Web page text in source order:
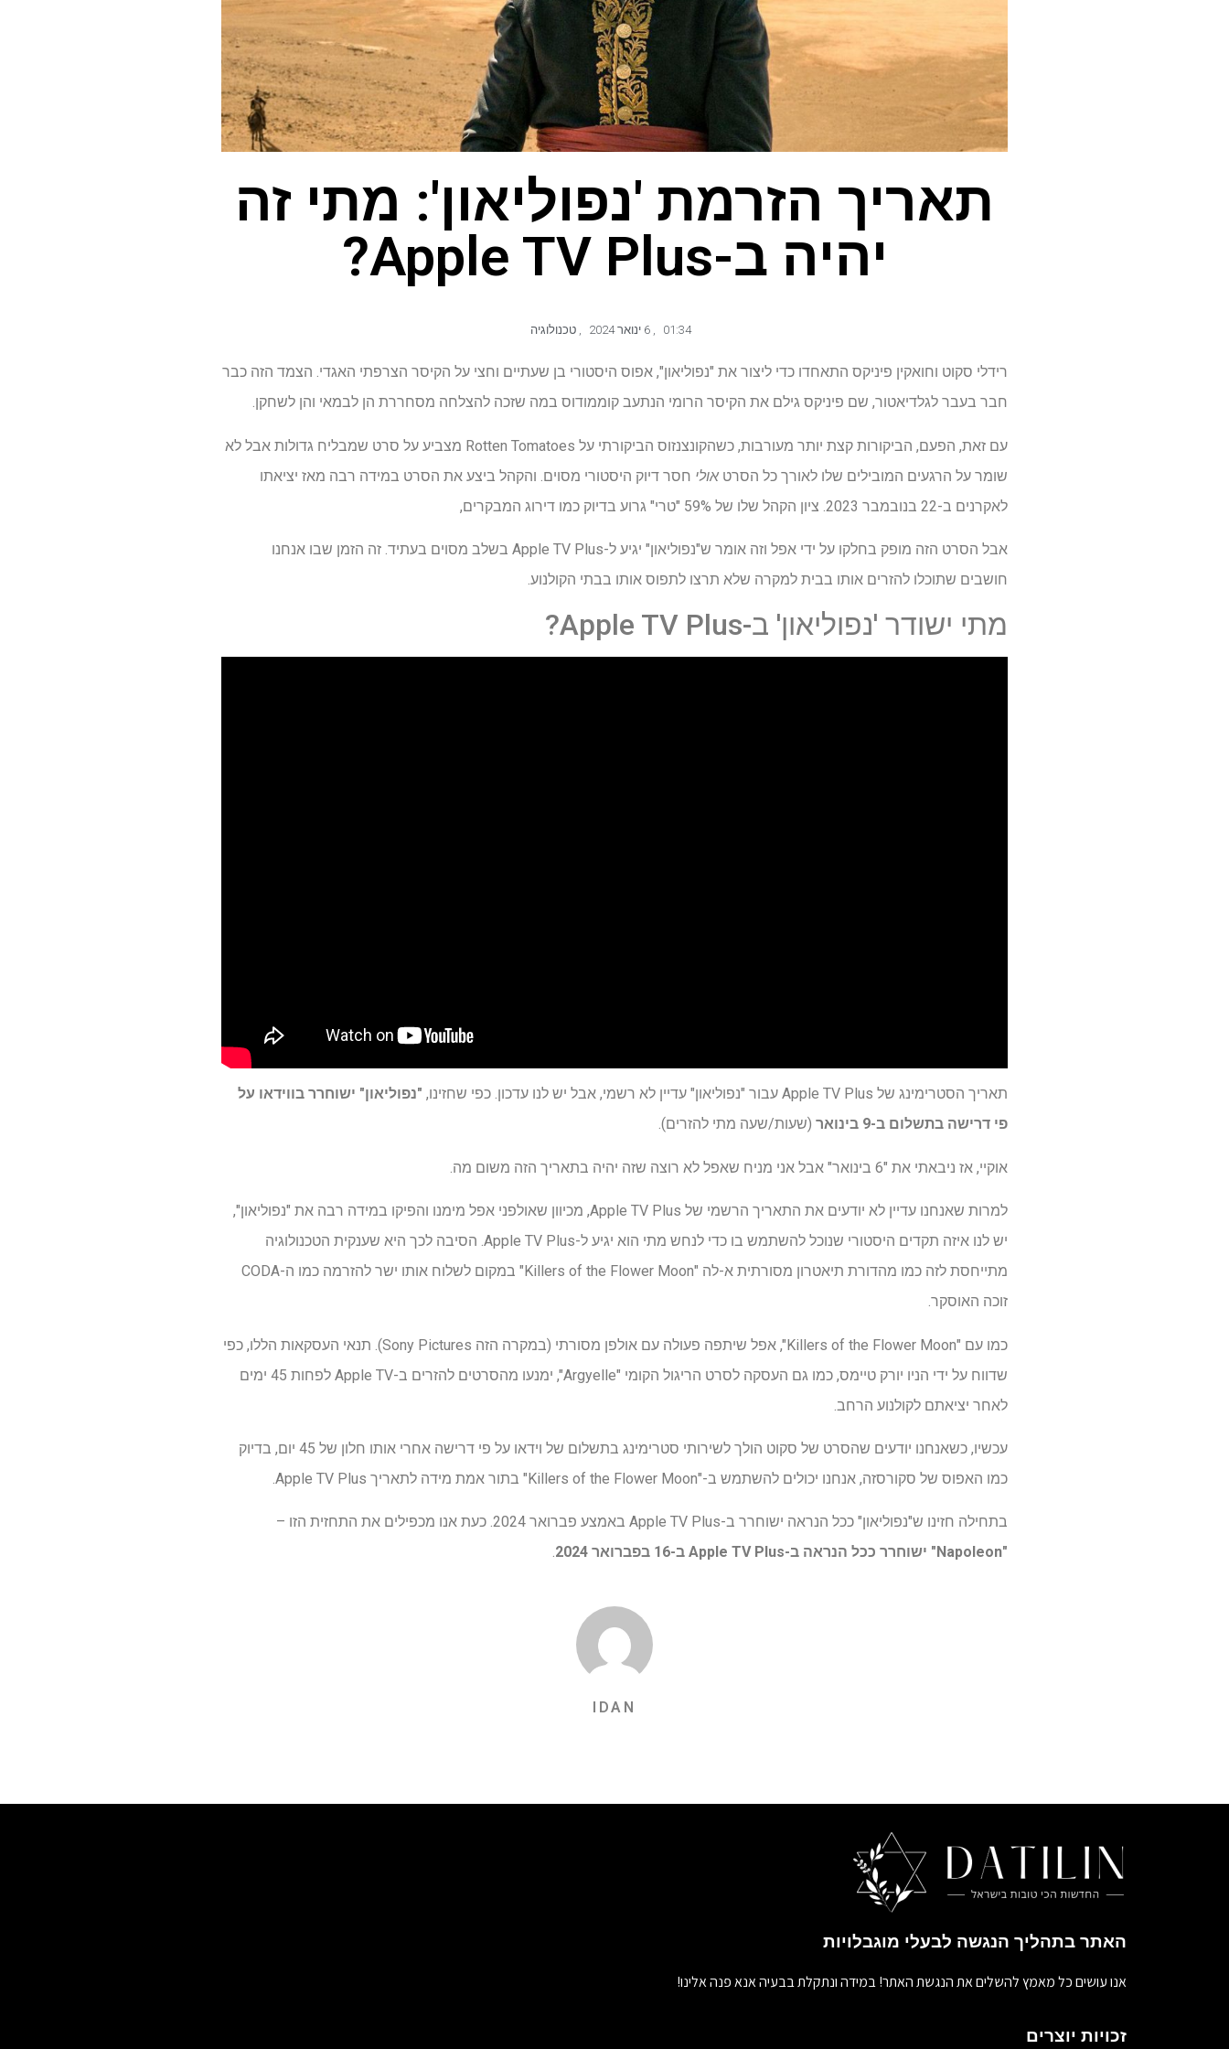
תאריך הזרמת 'נפוליאון': מתי זה
יהיה ב-Apple TV Plus?
01:34
,
, טכנולוגיה
רידלי סקוט וחואקין פיניקס התאחדו כדי ליצור את "נפוליאון", אפוס היסטורי בן שעתיים וחצי על הקיסר הצרפתי האגדי. הצמד הזה כבר
חבר בעבר לגלדיאטור, שם פיניקס גילם את הקיסר הרומי הנתעב קוממודוס במה שזכה להצלחה מסחררת הן לבמאי והן לשחקן.
עם זאת, הפעם, הביקורות קצת יותר מעורבות, כשהקונצנזוס הביקורתי על Rotten Tomatoes מצביע על סרט שמבליח גדולות אבל לא
שומר על הרגעים המובילים שלו לאורך כל הסרט אולי חסר דיוק היסטורי מסוים. והקהל ביצע את הסרט במידה רבה מאז יציאתו
לאקרנים ב-22 בנובמבר 2023. ציון הקהל שלו של 59% "טרי" גרוע בדיוק כמו דירוג המבקרים,
אבל הסרט הזה מופק בחלקו על ידי אפל וזה אומר ש"נפוליאון" יגיע ל-Apple TV Plus בשלב מסוים בעתיד. זה הזמן שבו אנחנו
חושבים שתוכלו להזרים אותו בבית למקרה שלא תרצו לתפוס אותו בבתי הקולנוע.
מתי ישודר 'נפוליאון' ב-Apple TV Plus?
תאריך הסטרימינג של Apple TV Plus עבור "נפוליאון" עדיין לא רשמי, אבל יש לנו עדכון. כפי שחזינו,
"נפוליאון" ישוחרר בווידאו על
פי דרישה בתשלום ב-9 בינואר
(שעות/שעה מתי להזרים).
אוקיי, אז ניבאתי את "6 בינואר" אבל אני מניח שאפל לא רוצה שזה יהיה בתאריך הזה משום מה.
למרות שאנחנו עדיין לא יודעים את התאריך הרשמי של Apple TV Plus, מכיוון שאולפני אפל מימנו והפיקו במידה רבה את "נפוליאון",
יש לנו איזה תקדים היסטורי שנוכל להשתמש בו כדי לנחש מתי הוא יגיע ל-Apple TV Plus. הסיבה לכך היא שענקית הטכנולוגיה
מתייחסת לזה כמו מהדורת תיאטרון מסורתית א-לה "Killers of the Flower Moon" במקום לשלוח אותו ישר להזרמה כמו ה-CODA
זוכה האוסקר.
כמו עם "Killers of the Flower Moon", אפל שיתפה פעולה עם אולפן מסורתי (במקרה הזה Sony Pictures). תנאי העסקאות הללו, כפי
שדווח על ידי הניו יורק טיימס, כמו גם העסקה לסרט הריגול הקומי "Argyelle", ימנעו מהסרטים להזרים ב-Apple TV לפחות 45 ימים
לאחר יציאתם לקולנוע הרחב.
עכשיו, כשאנחנו יודעים שהסרט של סקוט הולך לשירותי סטרימינג בתשלום של וידאו על פי דרישה אחרי אותו חלון של 45 יום, בדיוק
כמו האפוס של סקורסזה, אנחנו יכולים להשתמש ב-"Killers of the Flower Moon" בתור אמת מידה לתאריך Apple TV Plus.
בתחילה חזינו ש"נפוליאון" ככל הנראה ישוחרר ב-Apple TV Plus באמצע פברואר 2024. כעת אנו מכפילים את התחזית הזו –
"Napoleon" ישוחרר ככל הנראה ב-Apple TV Plus ב-16 בפברואר 2024
.
IDAN
האתר בתהליך הנגשה לבעלי מוגבלויות
אנו עושים כל מאמץ להשלים את הנגשת האתר! במידה ונתקלת בבעיה אנא פנה אלינו!
זכויות יוצרים